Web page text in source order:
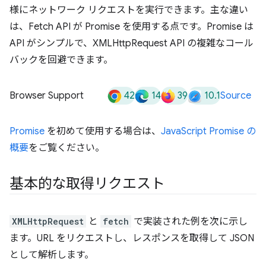
様にネットワーク リクエストを実行できます。主な違い
は、Fetch API が Promise を使用する点です。Promise は
API がシンプルで、XMLHttpRequest API の複雑なコール
バックを回避できます。
Browser Support 42 14 39 10.1Source
Promise を初めて使用する場合は、 JavaScript Promise の
概要をご覧ください。
基本的な取得リクエスト
XMLHttpRequest と fetch で実装された例を次に示し
ます。URL をリクエストし、レスポンスを取得して JSON
として解析します。